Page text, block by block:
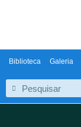
Biblioteca Galeria